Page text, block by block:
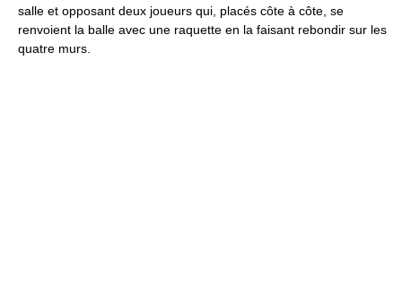
salle et opposant deux joueurs qui, placés côte à côte, se
renvoient la balle avec une raquette en la faisant rebondir sur les
quatre murs.